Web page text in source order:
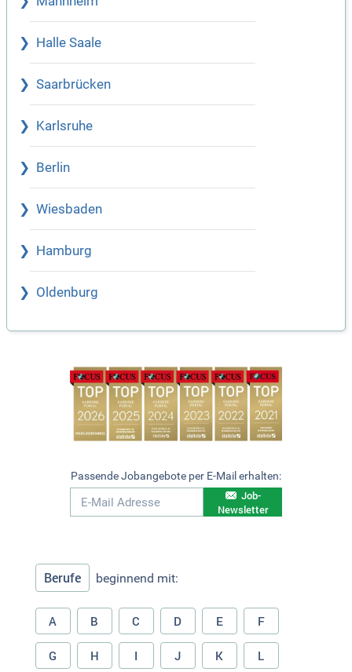
Halle Saale
Saarbrücken
Karlsruhe
Berlin
Wiesbaden
Hamburg
Oldenburg
Passende Jobangebote per E-Mail erhalten:
Job-
Newsletter
Berufe beginnend mit:
A B C D E F
G H I J K L